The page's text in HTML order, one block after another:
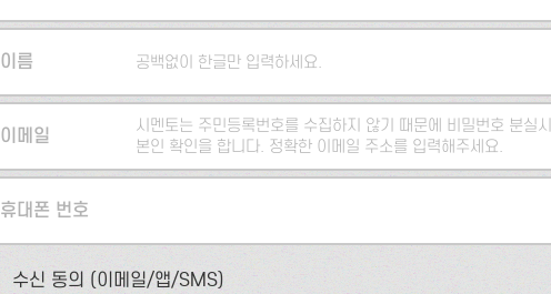
이름 공백없이 한글만 입력하세요.
이메일
시멘토는 주민등록번호를 수집하지 않기 때문에 비밀번호 분실
본인 확인을 합니다. 정확한 이메일 주소를 입력해주세요.
휴대폰 번호
수신 동의 (이메일/앱/SMS)